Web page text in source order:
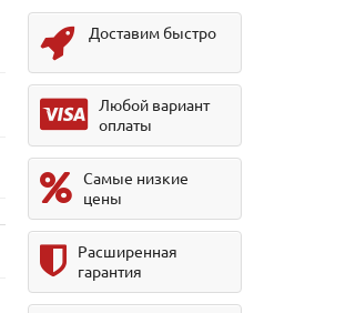
Доставим быстро
Любой вариант
оплаты
Самые низкие
цены
Расширенная
гарантия